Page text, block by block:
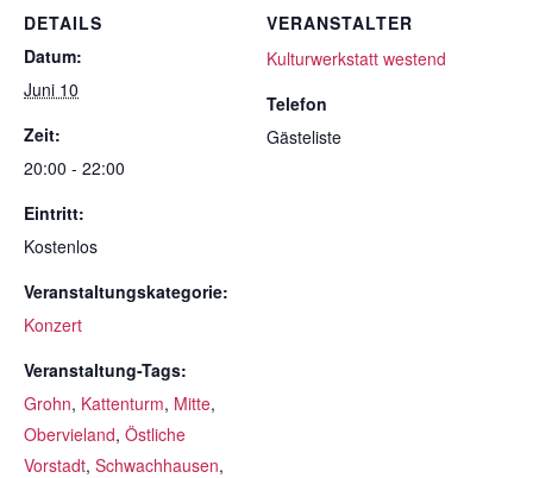
DETAILS
Datum:
Juni 10
Zeit:
20:00 - 22:00
Eintritt:
Kostenlos
Veranstaltungskategorie:
Konzert
Veranstaltung-Tags:
Grohn, Kattenturm, Mitte,
Obervieland, Östliche
Vorstadt, Schwachhausen,
VERANSTALTER
Kulturwerkstatt westend
Telefon
Gästeliste